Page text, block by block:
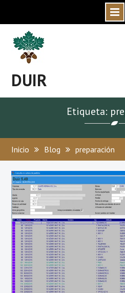
content
DUIR
Etiqueta:
Inicio Blog preparación